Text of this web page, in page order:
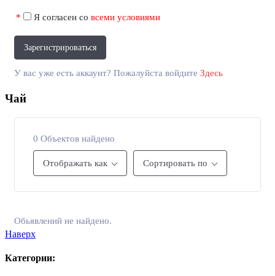
* Я согласен со всеми условиями
Зарегистрироваться
У вас уже есть аккаунт? Пожалуйста войдите Здесь
Чай
0 Объектов найдено
Отображать как Сортировать по
Обьявлений не найдено.
Наверх
Категории: